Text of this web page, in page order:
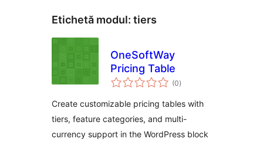
Etichetă modul: tiers
OneSoftWay
Pricing Table
(0total
aprecieri
)
Create customizable pricing tables with
tiers, feature categories, and multi-
currency support in the WordPress block